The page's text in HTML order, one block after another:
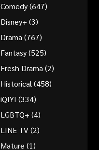
Comedy(647)
Disney+ (3)
Drama (767)
Fantasy(525)
Fresh Drama (2)
Historical (458)
iQIYI (334)
LGBTQ+ (4)
LINE TV(2)
Mature (1)